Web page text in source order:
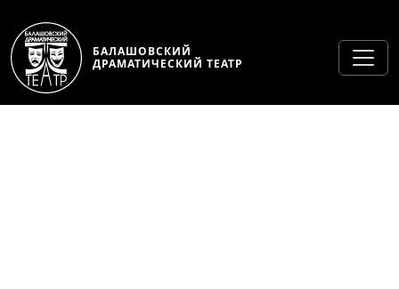
БАЛАШОВСКИЙ
ДРАМАТИЧЕСКИЙ ТЕАТР